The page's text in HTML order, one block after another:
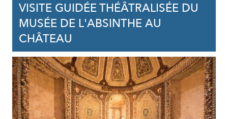
VISITE GUIDÉE THÉÂTRALISÉE DU
MUSÉE DE L'ABSINTHE AU
CHÂTEAU